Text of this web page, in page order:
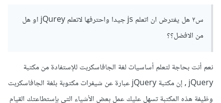
س٢ هل يفترض ان اتعلم js جيدا واحترفها لاتعلم jQurey او هل
من الافضل؟؟
نعم أنت بحاجة لتعلم أساسيات لغة الجافاسكربت للإستفادة من مكتبة
jQuery , إن مكتبة jQuery عبارة عن شيفرات مكتوبة بلغة الجافاسكربت
وظيفة هذه المكتبة تسهل عليك عمل بعض الأشياء التي بإستطاعتك القيام